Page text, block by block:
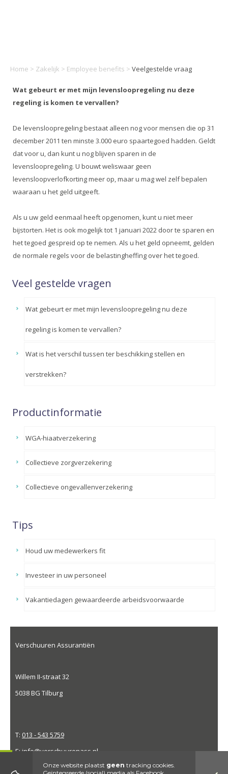
Home > Zakelijk > Employee benefits > Veelgestelde vraag
Wat gebeurt er met mijn levensloopregeling nu deze
regeling is komen te vervallen?
De levensloopregeling bestaat alleen nog voor mensen die op 31
december 2011 ten minste 3.000 euro spaartegoed hadden. Geldt
dat voor u, dan kunt u nog blijven sparen in de
levensloopregeling. U bouwt weliswaar geen
levensloopverlofkorting meer op, maar u mag wel zelf bepalen
waaraan u het geld uitgeeft.
Als u uw geld eenmaal heeft opgenomen, kunt u niet meer
bijstorten. Het is ook mogelijk tot 1 januari 2022 door te sparen en
het tegoed gespreid op te nemen. Als u het geld opneemt, gelden
de normale regels voor de belastingheffing over het tegoed.
Veel gestelde vragen
Wat gebeurt er met mijn levensloopregeling nu deze
regeling is komen te vervallen?
Wat is het verschil tussen ter beschikking stellen en
verstrekken?
Productinformatie
WGA-hiaatverzekering
Collectieve zorgverzekering
Collectieve ongevallenverzekering
Tips
Houd uw medewerkers fit
Investeer in uw personeel
Vakantiedagen gewaardeerde arbeidsvoorwaarde
Verschuuren Assurantiën
Willem II-straat 32
5038 BG Tilburg
T: 013 - 543 5759
E: info@verschuurenass.nl
Onze website plaatst geen tracking cookies.